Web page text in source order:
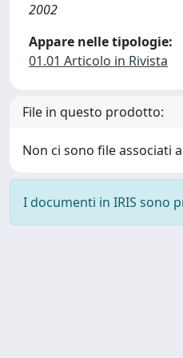
2002
Appare nelle tipologie:
01.01 Articolo in Rivista
File in questo prodotto:
Non ci sono file associati
I documenti in IRIS sono